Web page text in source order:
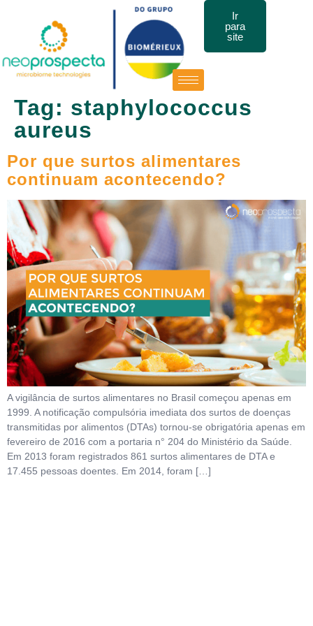
Ir
para
site
Tag: staphylococcus
aureus
Por que surtos alimentares
continuam acontecendo?
A vigilância de surtos alimentares no Brasil começou apenas em
1999. A notificação compulsória imediata dos surtos de doenças
transmitidas por alimentos (DTAs) tornou-se obrigatória apenas em
fevereiro de 2016 com a portaria n° 204 do Ministério da Saúde.
Em 2013 foram registrados 861 surtos alimentares de DTA e
17.455 pessoas doentes. Em 2014, foram […]